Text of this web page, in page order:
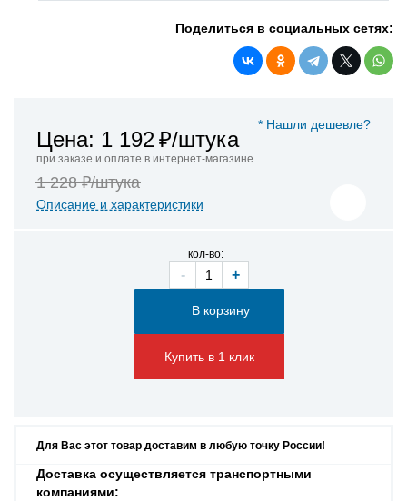
Поделиться в социальных сетях:
* Нашли дешевле?
Цена: 1 192₽/штука
при заказе и оплате в интернет-магазине
1 228 ₽/штука
Описание и характеристики
кол-во:
- +
Купить в 1 клик
Для Вас этот товар доставим в любую точку России!
Доставка осуществляется транспортными
компаниями: